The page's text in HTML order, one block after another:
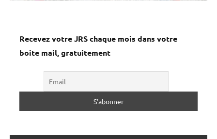
Recevez votre JRS chaque mois dans votre
boite mail, gratuitement